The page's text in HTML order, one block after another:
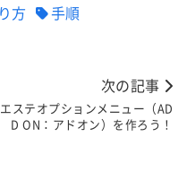
方 手順
次の記事
エステオプションメニュー（AD
D ON：アドオン）を作ろう！